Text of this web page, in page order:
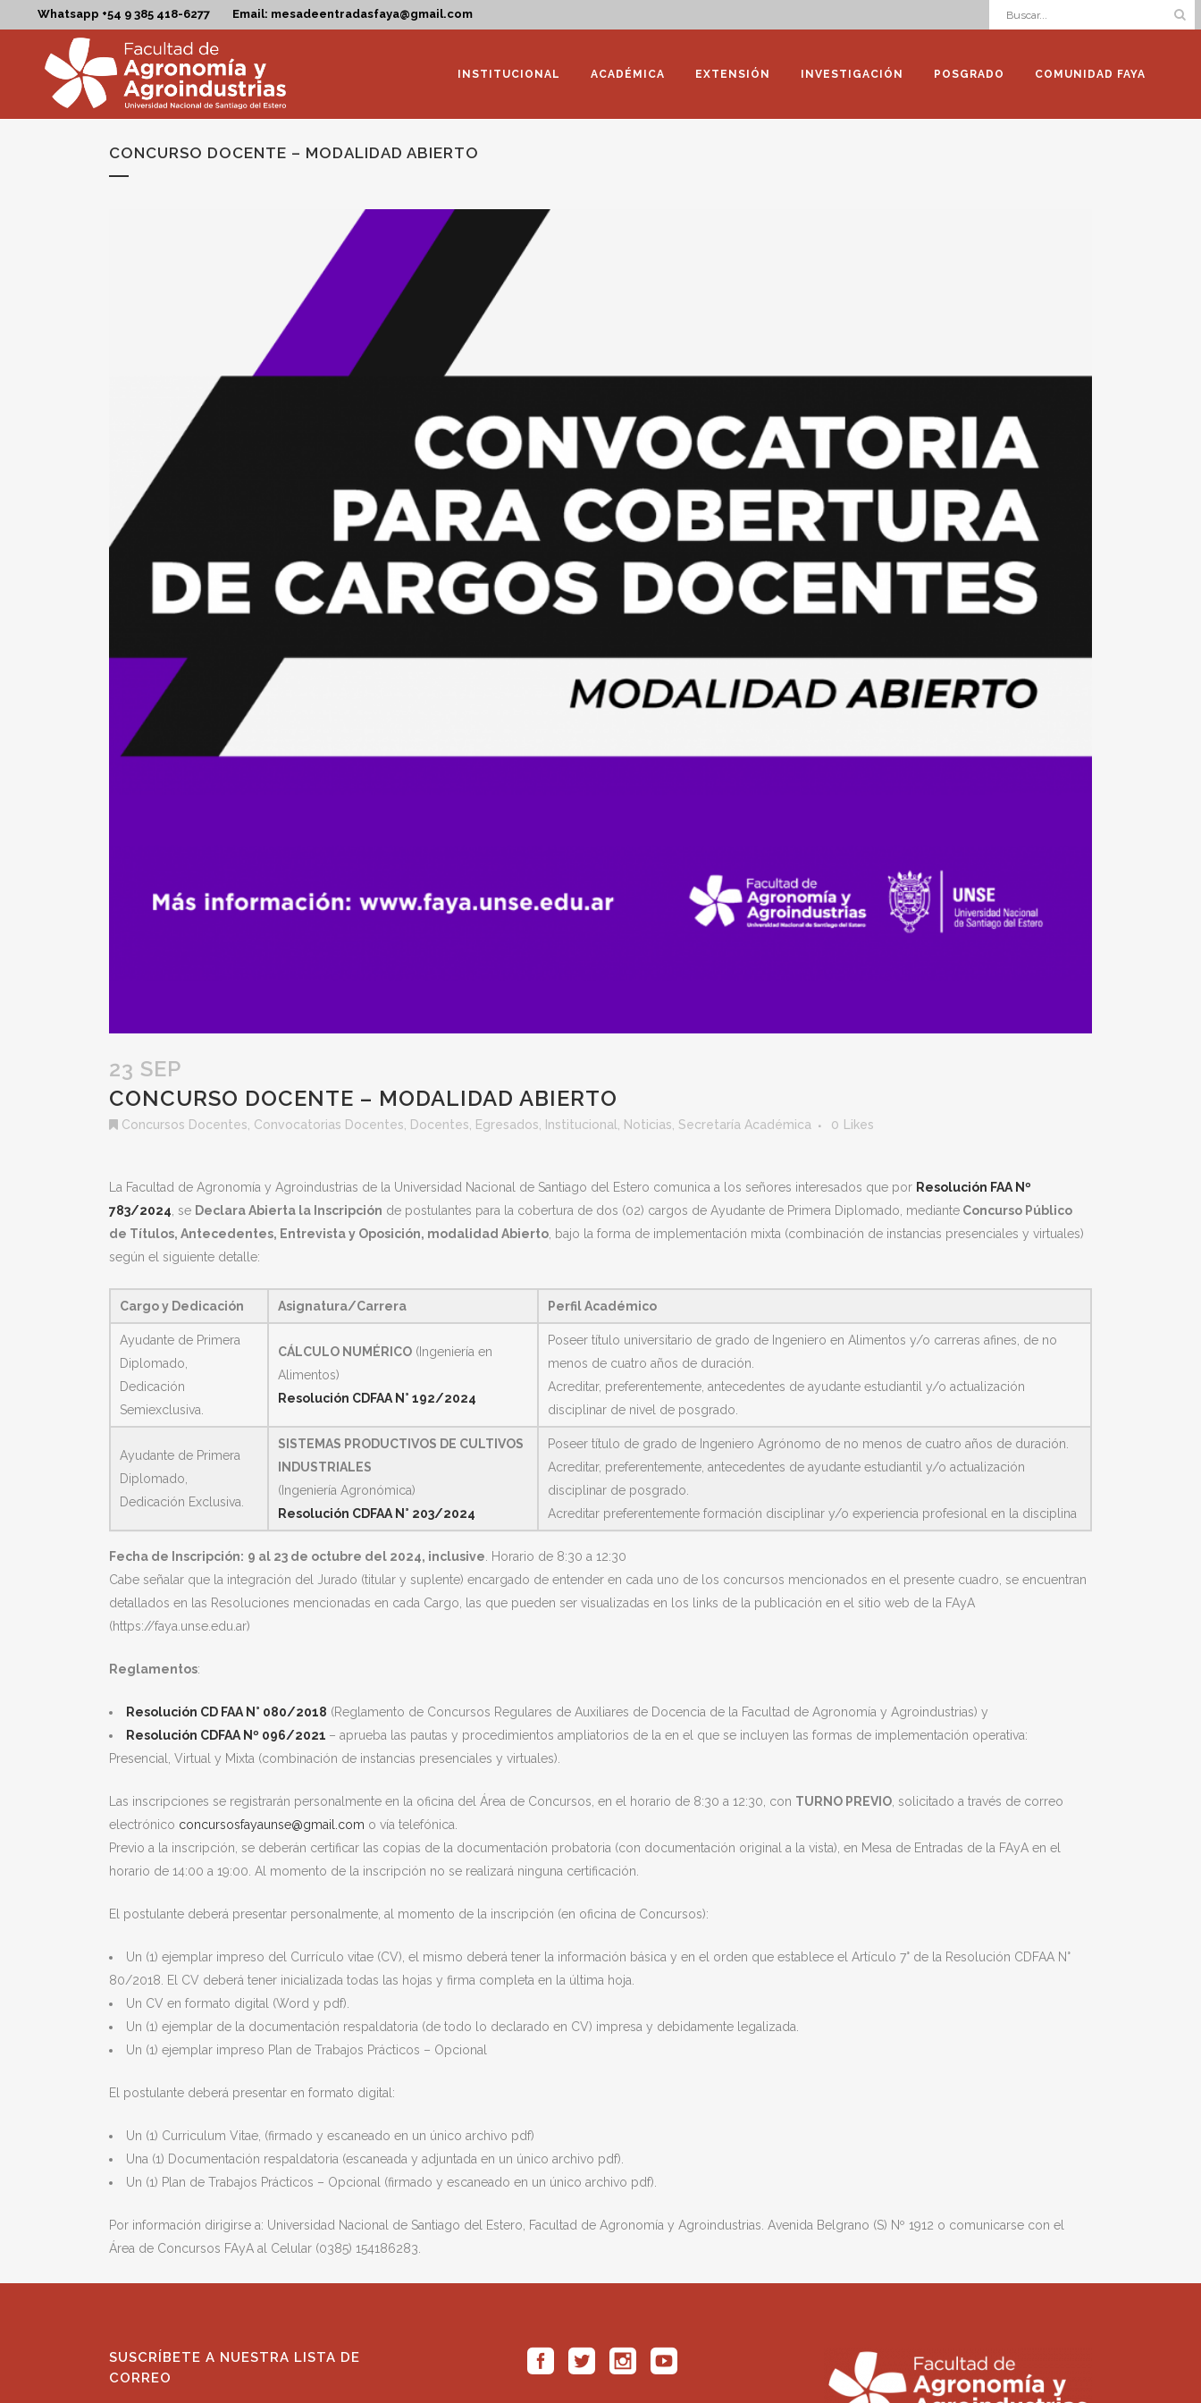
Email: mesadeentradasfaya@gmail.com
Whatsapp +54 9 385 418-6277
INSTITUCIONAL ACADÉMICA EXTENSIÓN INVESTIGACIÓN POSGRADO COMUNIDAD FAYA
CONCURSO DOCENTE – MODALIDAD ABIERTO
23 SEP
CONCURSO DOCENTE – MODALIDAD ABIERTO
Concursos Docentes Convocatorias Docentes Docentes Egresados Institucional Noticias Secretaría Académica 0 Likes
La Facultad de Agronomía y Agroindustrias de la Universidad Nacional de Santiago del Estero comunica a los señores interesados que por Resolución FAA Nº
783/2024 , se Declara Abierta la Inscripción de postulantes para la cobertura de dos (02) cargos de Ayudante de Primera Diplomado, mediante Concurso Público
de Títulos, Antecedentes, Entrevista y Oposición, modalidad Abierto , bajo la forma de implementación mixta (combinación de instancias presenciales y virtuales)
según el siguiente detalle:
Cargo y Dedicación Asignatura/Carrera Perfil Académico
Ayudante de Primera
Diplomado,
Dedicación
Semiexclusiva.
CÁLCULO NUMÉRICO (Ingeniería en
Alimentos)
Resolución CDFAA N° 192/2024
Poseer título universitario de grado de Ingeniero en Alimentos y/o carreras afines, de no
menos de cuatro años de duración.
Acreditar, preferentemente, antecedentes de ayudante estudiantil y/o actualización
disciplinar de nivel de posgrado.
Ayudante de Primera
Diplomado,
Dedicación Exclusiva.
SISTEMAS PRODUCTIVOS DE CULTIVOS
INDUSTRIALES
(Ingeniería Agronómica)
Resolución CDFAA N° 203/2024
Poseer título de grado de Ingeniero Agrónomo de no menos de cuatro años de duración.
Acreditar, preferentemente, antecedentes de ayudante estudiantil y/o actualización
disciplinar de posgrado.
Acreditar preferentemente formación disciplinar y/o experiencia profesional en la disciplina
Fecha de Inscripción: 9 al 23 de octubre del 2024, inclusive . Horario de 8:30 a 12:30
Cabe señalar que la integración del Jurado (titular y suplente) encargado de entender en cada uno de los concursos mencionados en el presente cuadro, se encuentran
detallados en las Resoluciones mencionadas en cada Cargo, las que pueden ser visualizadas en los links de la publicación en el sitio web de la FAyA
(https://faya.unse.edu.ar)
Reglamentos:
Resolución CD FAA N° 080/2018 (Reglamento de Concursos Regulares de Auxiliares de Docencia de la Facultad de Agronomía y Agroindustrias) y
Resolución CDFAA Nº 096/2021 – aprueba las pautas y procedimientos ampliatorios de la en el que se incluyen las formas de implementación operativa:
Presencial, Virtual y Mixta (combinación de instancias presenciales y virtuales).
Las inscripciones se registrarán personalmente en la oficina del Área de Concursos, en el horario de 8:30 a 12:30, con TURNO PREVIO , solicitado a través de correo
electrónico concursosfayaunse@gmail.com o vía telefónica.
Previo a la inscripción, se deberán certificar las copias de la documentación probatoria (con documentación original a la vista), en Mesa de Entradas de la FAyA en el
horario de 14:00 a 19:00. Al momento de la inscripción no se realizará ninguna certificación.
El postulante deberá presentar personalmente, al momento de la inscripción (en oficina de Concursos):
Un (1) ejemplar impreso del Currículo vitae (CV), el mismo deberá tener la información básica y en el orden que establece el Artículo 7° de la Resolución CDFAA N°
80/2018. El CV deberá tener inicializada todas las hojas y firma completa en la última hoja.
Un CV en formato digital (Word y pdf).
Un (1) ejemplar de la documentación respaldatoria (de todo lo declarado en CV) impresa y debidamente legalizada.
Un (1) ejemplar impreso Plan de Trabajos Prácticos – Opcional
El postulante deberá presentar en formato digital:
Un (1) Curriculum Vitae, (firmado y escaneado en un único archivo pdf)
Una (1) Documentación respaldatoria (escaneada y adjuntada en un único archivo pdf).
Un (1) Plan de Trabajos Prácticos – Opcional (firmado y escaneado en un único archivo pdf).
Por información dirigirse a: Universidad Nacional de Santiago del Estero, Facultad de Agronomía y Agroindustrias. Avenida Belgrano (S) Nº 1912 o comunicarse con el
Área de Concursos FAyA al Celular (0385) 154186283.
SUSCRÍBETE A NUESTRA LISTA DE
CORREO